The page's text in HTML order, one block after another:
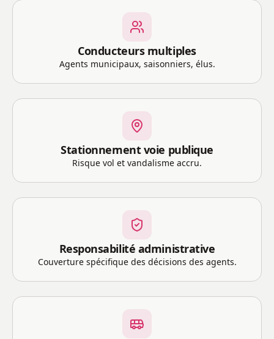
Conducteurs multiples
Agents municipaux, saisonniers, élus.
Stationnement voie publique
Risque vol et vandalisme accru.
Responsabilité administrative
Couverture spécifique des décisions des agents.